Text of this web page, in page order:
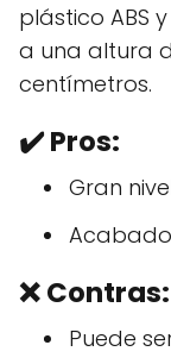
plástico ABS
a una altura
centímetros.
✔️Pros:
Gran
❌ Contras:
Puede